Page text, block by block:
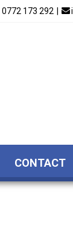
0772 173 292 
CONTACT